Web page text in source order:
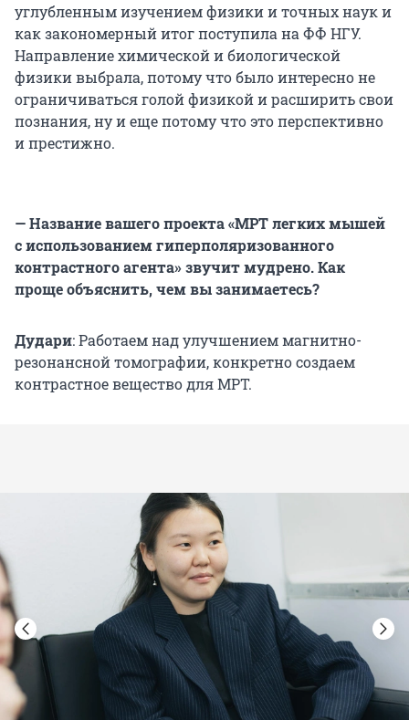
углубленным изучением физики и точных наук и
как закономерный итог поступила на ФФ НГУ.
Направление химической и биологической
физики выбрала, потому что было интересно не
ограничиваться голой физикой и расширить свои
познания, ну и еще потому что это перспективно
и престижно.
— Название вашего проекта «МРТ легких мышей
cиспользованием гиперполяризованного
контрастного агента» звучит мудрено. Как
проще объяснить, чем вы занимаетесь?
Дудари: Работаем над улучшением магнитно-
резонансной томографии, конкретно создаем
контрастное вещество для МРТ.